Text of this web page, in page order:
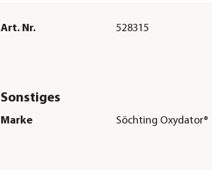
Art. Nr. 528315
Sonstiges
Marke Söchting Oxydator®